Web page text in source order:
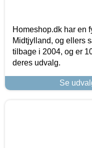
Homeshop.dk har en
Midtjylland, og ellers
tilbage i 2004, og er
deres udvalg.
Se